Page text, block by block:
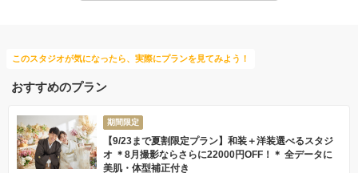
このスタジオが気になったら、実際にプランを見てみよう！
おすすめのプラン
期間限定
【9/23まで夏割限定プラン】和装＋洋装選べるスタジ
オ ＊8月撮影ならさらに22000円OFF！＊ 全データに
美肌・体型補正付き